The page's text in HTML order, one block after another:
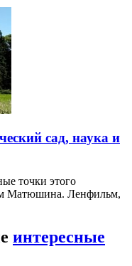
сад, наука и
точки этого
Матюшина. Ленфильм,
интересные